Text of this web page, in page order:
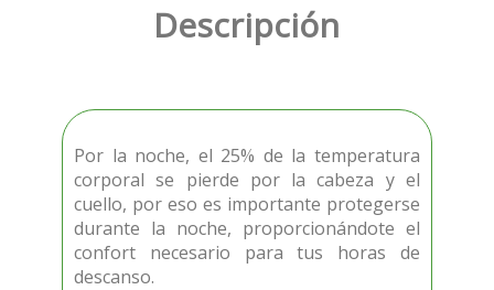
Descripción
Por la noche, el 25% de la temperatura
corporal se pierde por la cabeza y el
cuello, por eso es importante protegerse
durante la noche, proporcionándote el
confort necesario para tus horas de
descanso.